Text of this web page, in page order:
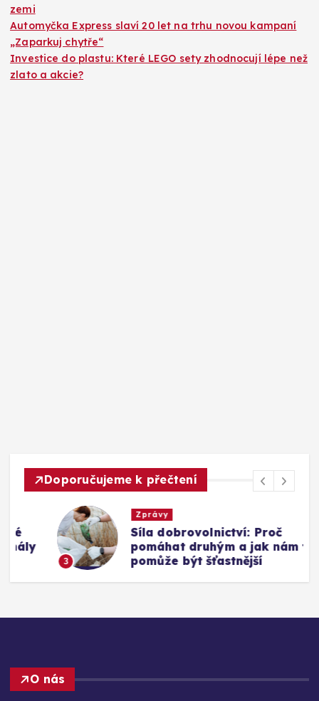
zemi
Automyčka Express slaví 20 let na trhu novou kampaní
„Zaparkuj chytře“
Investice do plastu: Které LEGO sety zhodnocují lépe než
zlato a akcie?
Doporučujeme k přečtení
Zprávy
Síla dobrovolnictví: Proč
pomáhat druhým a jak nám to
pomůže být šťastnější
O nás